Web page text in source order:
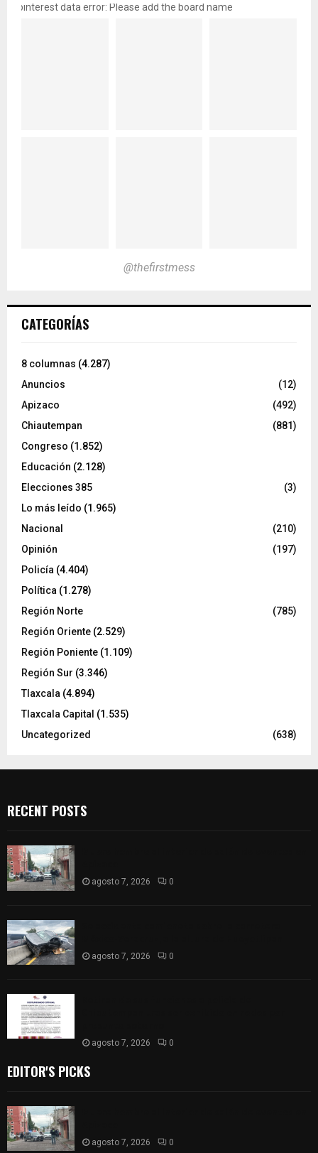
pinterest data error: Please add the board name
@thefirstmess
CATEGORÍAS
8 columnas (4.287)
Anuncios
(12)
Apizaco
(492)
Chiautempan
(881)
Congreso (1.852)
Educación (2.128)
Elecciones 385
(3)
Lo más leído (1.965)
Nacional
(210)
Opinión
(197)
Policía (4.404)
Política (1.278)
Región Norte
(785)
Región Oriente (2.529)
Región Poniente (1.109)
Región Sur (3.346)
Tlaxcala (4.894)
Tlaxcala Capital (1.535)
Uncategorized
(638)
RECENT POSTS
agosto 7, 2026 0
agosto 7, 2026 0
agosto 7, 2026 0
EDITOR'S PICKS
agosto 7, 2026 0